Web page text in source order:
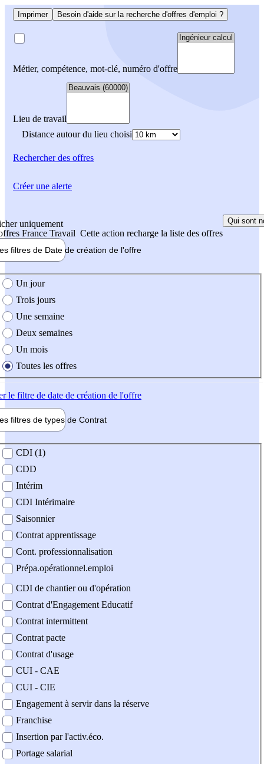
Imprimer Besoin d'aide sur la recherche d'offres d'emploi ?
Métier, compétence, mot-clé, numéro d'offre
Lieu de travail
Distance autour du lieu choisi
Rechercherdes offres
uniquement
France Travail Cette action recharge la liste des offres
Qui sont
filtres de Date de création de l'offre
création de l'offre
Un jour
Trois jours
Une semaine
Deux semaines
Un mois
Toutes les offres
le filtre de date de création de l'offre
filtres de types de Contrat
contrat
CDI (1)
CDD
Intérim
CDI Intérimaire
Saisonnier
Contrat apprentissage
Cont. professionnalisation
Prépa.opérationnel.emploi
CDI de chantier ou d'opération
Contrat d'Engagement Educatif
Contrat intermittent
Contrat pacte
Contrat d'usage
CUI - CAE
CUI - CIE
Engagement à servir dans la réserve
Franchise
Insertion par l'activ.éco.
Portage salarial
Créer une alerte